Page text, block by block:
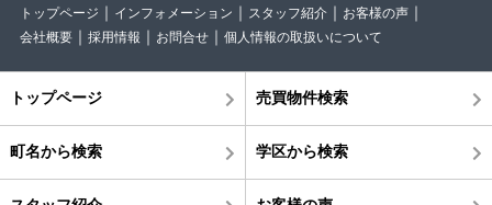
トップページ インフォメーション スタッフ紹介
お客様の声
会社概要
採用情報 お問合せ 個人情報の取扱いについて
トップページ 売買物件検索
町名から検索 学区から検索